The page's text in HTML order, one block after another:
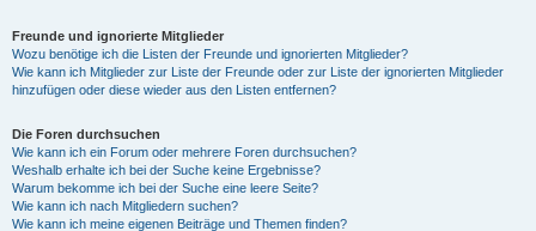
Freunde und ignorierte Mitglieder
Wozu benötige ich die Listen der Freunde und ignorierten Mitglieder?
Wie kann ich Mitglieder zur Liste der Freunde oder zur Liste der ignorierten Mitglieder
hinzufügen oder diese wieder aus den Listen entfernen?
Die Foren durchsuchen
Wie kann ich ein Forum oder mehrere Foren durchsuchen?
Weshalb erhalte ich bei der Suche keine Ergebnisse?
Warum bekomme ich bei der Suche eine leere Seite?
Wie kann ich nach Mitgliedern suchen?
Wie kann ich meine eigenen Beiträge und Themen finden?